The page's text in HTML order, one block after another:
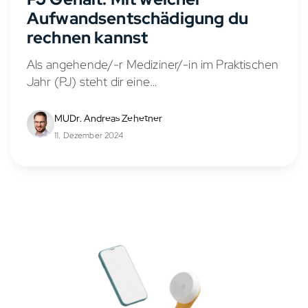
Aufwandsentschädigung du
rechnen kannst
Als angehende/-r Mediziner/-in im Praktischen
Jahr (PJ) steht dir eine
Gehalt oder PJ Vergütung bezeichnet wird.
Diese Praktikumsvergütung soll deine
MUDr. Andreas Zehetner
11. Dezember 2024